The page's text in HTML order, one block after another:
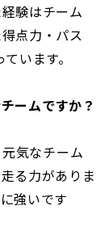
験はチーム
点力・パス
います。
ームですか？
元気なチーム
る力がありま
強いです